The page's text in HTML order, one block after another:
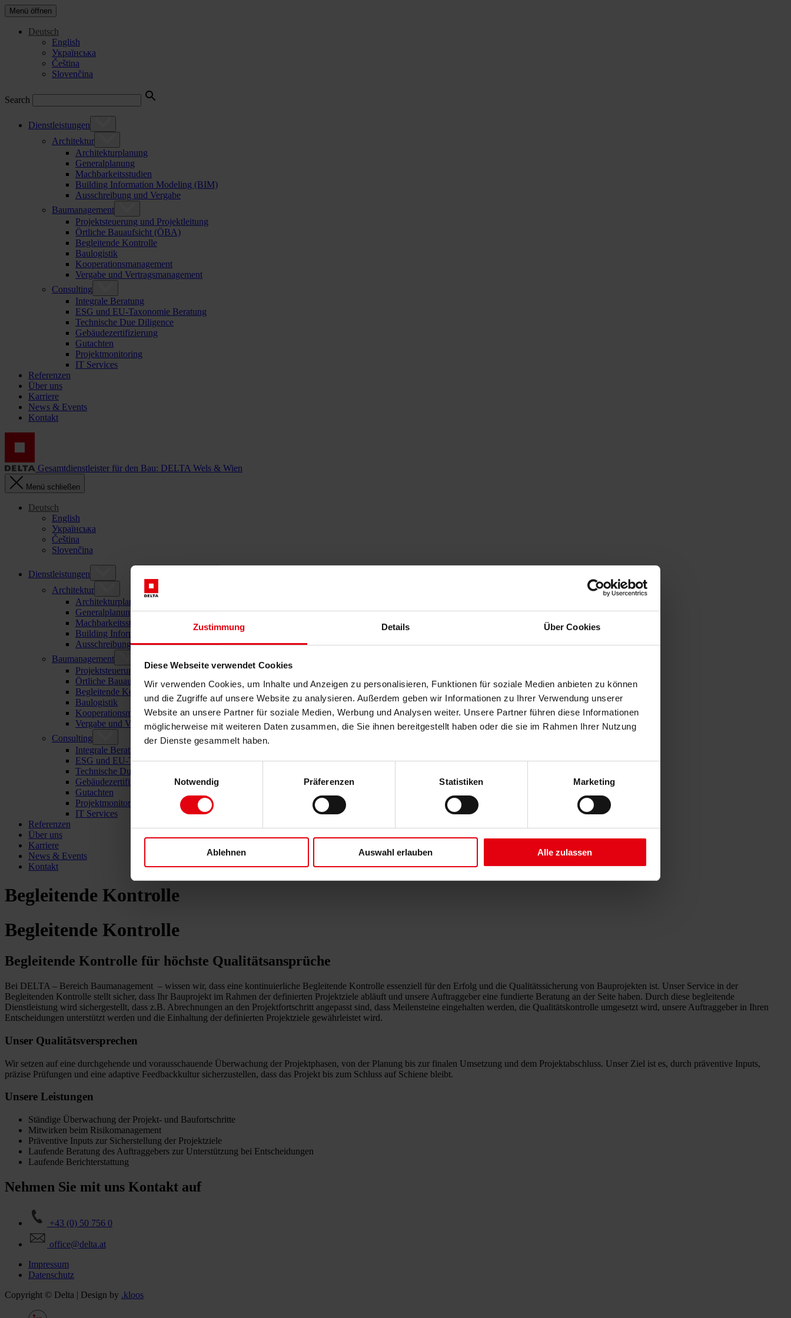
Zustimmung Details Über Cookies
Diese Webseite verwendet Cookies
Wir verwenden Cookies, um Inhalte und Anzeigen zu personalisieren, Funktionen für soziale Medien anbieten zu können
und die Zugriffe auf unsere Website zu analysieren. Außerdem geben wir Informationen zu Ihrer Verwendung unserer
Website an unsere Partner für soziale Medien, Werbung und Analysen weiter. Unsere Partner führen diese Informationen
möglicherweise mit weiteren Daten zusammen, die Sie ihnen bereitgestellt haben oder die sie im Rahmen Ihrer Nutzung
der Dienste gesammelt haben.
Einwilligungsauswahl
Notwendig
Präferenzen Statistiken Marketing
Ablehnen Auswahl erlauben Alle zulassen
Menü öffnen
Deutsch
English
Українська
Čeština
Slovenčina
Search
Dienstleistungen
Architektur
Architekturplanung
Generalplanung
Machbarkeitsstudien
Building Information Modeling (BIM)
Ausschreibung und Vergabe
Baumanagement
Projektsteuerung und Projektleitung
Örtliche Bauaufsicht (ÖBA)
Begleitende Kontrolle
Baulogistik
Kooperationsmanagement
Vergabe und Vertragsmanagement
Consulting
Integrale Beratung
ESG und EU-Taxonomie Beratung
Technische Due Diligence
Gebäudezertifizierung
Gutachten
Projektmonitoring
IT Services
Referenzen
Über uns
Karriere
News & Events
Kontakt
Gesamtdienstleister für den Bau: DELTA Wels & Wien
Menü schließen
Deutsch
English
Українська
Čeština
Slovenčina
Dienstleistungen
Architektur
Architekturplanung
Generalplanung
Machbarkeitsstudien
Building Information Modeling (BIM)
Ausschreibung und Vergabe
Baumanagement
Projektsteuerung und Projektleitung
Örtliche Bauaufsicht (ÖBA)
Begleitende Kontrolle
Baulogistik
Kooperationsmanagement
Vergabe und Vertragsmanagement
Consulting
Integrale Beratung
ESG und EU-Taxonomie Beratung
Technische Due Diligence
Gebäudezertifizierung
Gutachten
Projektmonitoring
IT Services
Referenzen
Über uns
Karriere
News & Events
Kontakt
Begleitende Kontrolle
Begleitende Kontrolle
Begleitende Kontrolle für höchste Qualitätsansprüche
Bei DELTA – Bereich Baumanagement – wissen wir, dass eine kontinuierliche Begleitende Kontrolle essenziell für den Erfolg und die Qualitätssicherung von Bauprojekten ist. Unser Service in der
Begleitenden Kontrolle stellt sicher, dass Ihr Bauprojekt im Rahmen der definierten Projektziele abläuft und unsere Auftraggeber eine fundierte Beratung an der Seite haben. Durch diese begleitende
Dienstleistung wird sichergestellt, dass z.B. Abrechnungen an den Projektfortschritt angepasst sind, dass Meilensteine eingehalten werden, die Qualitätskontrolle umgesetzt wird, unsere Auftraggeber in Ihren
Entscheidungen unterstützt werden und die Einhaltung der definierten Projektziele gewährleistet wird.
Unser Qualitätsversprechen
Wir setzen auf eine durchgehende und vorausschauende Überwachung der Projektphasen, von der Planung bis zur finalen Umsetzung und dem Projektabschluss. Unser Ziel ist es, durch präventive Inputs,
präzise Prüfungen und eine adaptive Feedbackkultur sicherzustellen, dass das Projekt bis zum Schluss auf Schiene bleibt.
Unsere Leistungen
Ständige Überwachung der Projekt- und Baufortschritte
Mitwirken beim Risikomanagement
Präventive Inputs zur Sicherstellung der Projektziele
Laufende Beratung des Auftraggebers zur Unterstützung bei Entscheidungen
Laufende Berichterstattung
Nehmen Sie mit uns Kontakt auf
+43 (0) 50 756 0
office@delta.at
Impressum
Datenschutz
Copyright © Delta | Design by .kloos